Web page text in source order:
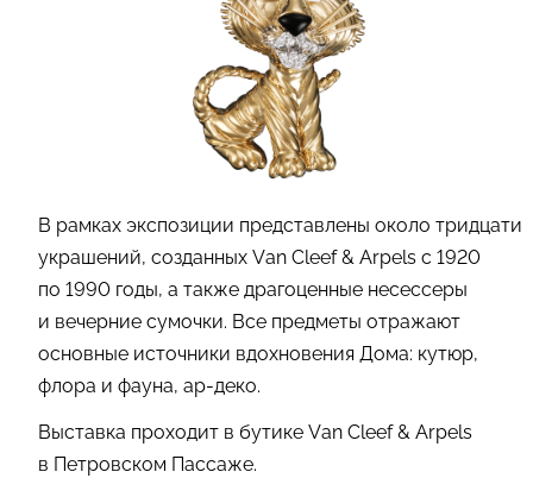
В рамках экспозиции представлены около тридцати
украшений, созданных Van Cleef & Arpels с 1920
по 1990 годы, а также драгоценные несессеры
и вечерние сумочки. Все предметы отражают
основные источники вдохновения Дома: кутюр,
флора и фауна, ар-деко.
Выставка проходит в бутике Van Cleef & Arpels
в Петровском Пассаже.